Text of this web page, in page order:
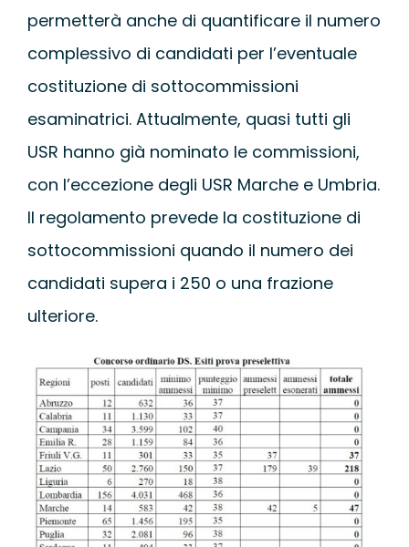
SCUOLA
permetterà anche di quantificare il numero
complessivo di candidati per l’eventuale
costituzione di sottocommissioni
esaminatrici. Attualmente, quasi tutti gli
USR hanno già nominato le commissioni,
con l’eccezione degli USR Marche e Umbria.
Il regolamento prevede la costituzione di
sottocommissioni quando il numero dei
candidati supera i 250 o una frazione
ulteriore.